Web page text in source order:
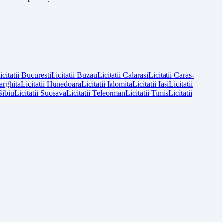
BucurestiLicitatii BuzauLicitatii CalarasiLicitatii Caras-
Licitatii HunedoaraLicitatii IalomitaLicitatii IasiLicitatii
Licitatii SuceavaLicitatii TeleormanLicitatii TimisLicitatii